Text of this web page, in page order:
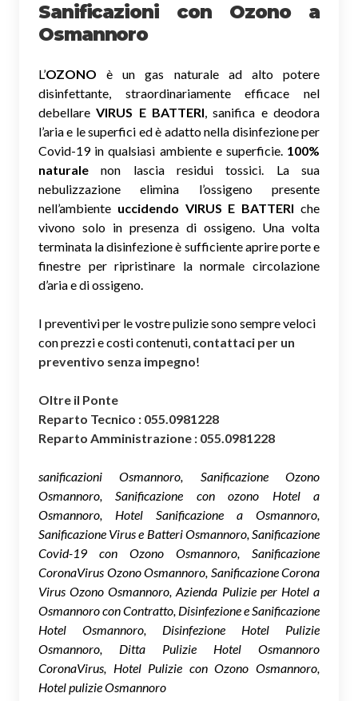
Sanificazioni con Ozono a
Osmannoro
L’OZONO è un gas naturale ad alto potere
disinfettante, straordinariamente efficace nel
debellareVIRUS E BATTERI, sanifica e deodora
l’aria e le superfici ed è adatto nella disinfezione per
Covid-19 in qualsiasi ambiente e superficie. 100%
naturale non lascia residui tossici. La sua
nebulizzazione elimina l’ossigeno presente
nell’ambiente uccidendo VIRUS E BATTERI che
vivono solo in presenza di ossigeno. Una volta
terminata la disinfezione è sufficiente aprire porte e
finestre per ripristinare la normale circolazione
d’aria e di ossigeno.
I preventivi per le vostre pulizie sono sempre veloci
con prezzi e costi contenuti, contattaci per un
preventivo senza impegno!
Oltre il Ponte
Reparto Tecnico : 055.0981228
Reparto Amministrazione : 055.0981228
sanificazioni Osmannoro, Sanificazione Ozono
Osmannoro, Sanificazione con ozono Hotel a
Osmannoro, Hotel Sanificazione a Osmannoro,
Sanificazione Virus e Batteri Osmannoro, Sanificazione
Covid-19 con Ozono Osmannoro, Sanificazione
CoronaVirus Ozono Osmannoro, Sanificazione Corona
Virus Ozono Osmannoro, Azienda Pulizie per Hotel a
Osmannoro con Contratto, Disinfezione e Sanificazione
Hotel Osmannoro, Disinfezione Hotel Pulizie
Osmannoro, Ditta Pulizie Hotel Osmannoro
CoronaVirus, Hotel Pulizie con Ozono Osmannoro,
Hotel pulizie Osmannoro